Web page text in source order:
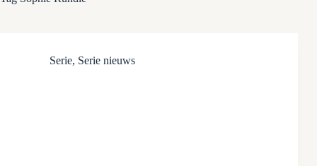
Serie, Serie nieuws